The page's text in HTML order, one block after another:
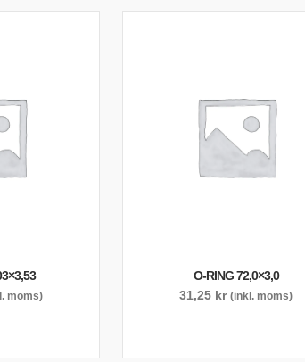
moms)
O-RING 72,0×3,0
31,25 kr (inkl. moms)